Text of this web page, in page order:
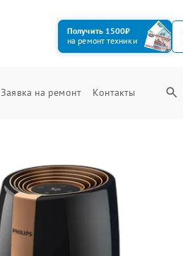
Получить 1500₽
на ремонт техники
Заявка на ремонт Контакты